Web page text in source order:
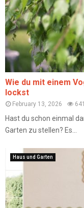
Wie du mit einem
lockst
February 13, 2026 641
Hast du schon einmal
Garten zu stellen? Es...
Haus und Garten